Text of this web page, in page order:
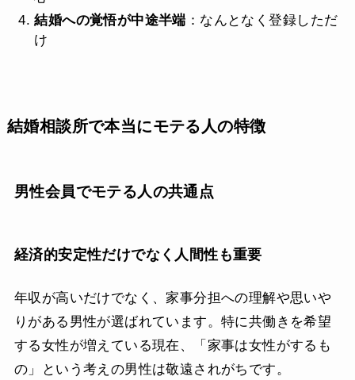
結婚への覚悟が中途半端 ：なんとなく登録しただ
け
結婚相談所で本当にモテる人の特徴
男性会員でモテる人の共通点
経済的安定性だけでなく人間性も重要
年収が高いだけでなく、家事分担への理解や思いや
りがある男性が選ばれています。特に共働きを希望
する女性が増えている現在、「家事は女性がするも
の」という考えの男性は敬遠されがちです。